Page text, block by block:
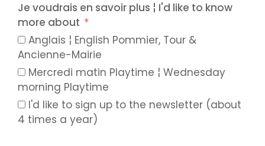
Je voudrais en savoir plus ¦ I'd like to know
more about
Anglais ¦ English Pommier, Tour &
Ancienne-Mairie
Mercredi matin Playtime ¦ Wednesday
morning Playtime
I'd like to sign up to the newsletter (about
4 times a year)